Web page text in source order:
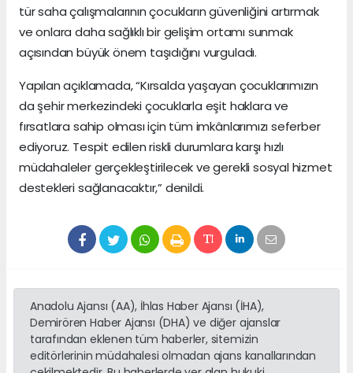
tür saha çalışmalarının çocukların güvenliğini artırmak
ve onlara daha sağlıklı bir gelişim ortamı sunmak
açısından büyük önem taşıdığını vurguladı.
Yapılan açıklamada, “Kırsalda yaşayan çocuklarımızın
da şehir merkezindeki çocuklarla eşit haklara ve
fırsatlara sahip olması için tüm imkânlarımızı seferber
ediyoruz. Tespit edilen riskli durumlara karşı hızlı
müdahaleler gerçekleştirilecek ve gerekli sosyal hizmet
destekleri sağlanacaktır,” denildi.
Anadolu Ajansı (AA), İhlas Haber Ajansı (İHA),
Demirören Haber Ajansı (DHA) ve diğer ajanslar
tarafından eklenen tüm haberler, sitemizin
editörlerinin müdahalesi olmadan ajans kanallarından